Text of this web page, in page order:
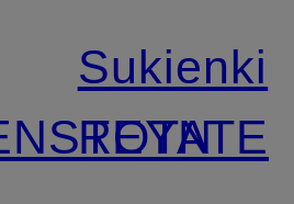
Sukienki
ROTATE